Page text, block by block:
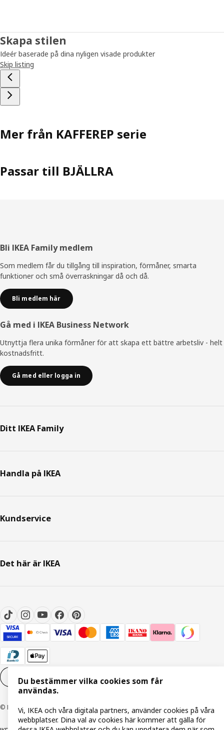
Skapa stilen
Ideér baserade på dina nyligen visade produkter
Skip listing
Mer från KAFFEREP serie
Passar till BJÄLLRA
Sidfot
Bli IKEA Family medlem
Som medlem får du tillgång till inspiration, förmåner, smarta
funktioner och små överraskningar då och då.
Bli medlem här
Gå med i IKEA Business Network
Utnyttja flera unika förmåner för att skapa ett bättre arbetsliv - helt
kostnadsfritt.
Gå med eller logga in
Ditt IKEA Family
Handla på IKEA
Kundservice
Det här är IKEA
Inställningar för Cookies
© Inter IKEA Systems B.V. 1999-2026
Du bestämmer vilka cookies som får
användas.
Vi, IKEA och våra digitala partners, använder cookies på våra
webbplatser. Dina val av cookies här kommer att gälla för